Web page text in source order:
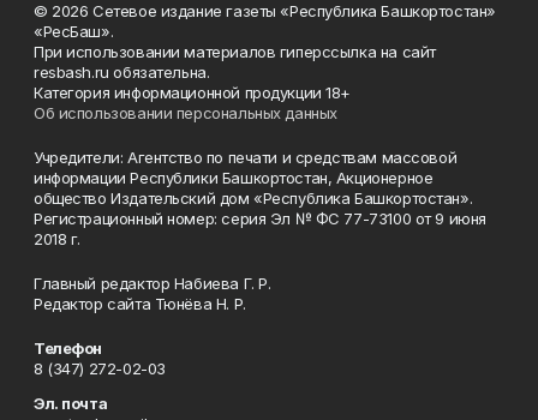
© 2026 Сетевое издание газеты «Республика Башкортостан»
«РесБаш».
При использовании материалов гиперссылка на сайт
resbash.ru обязательна.
Категория информационной продукции 18+
Об использовании персональных данных
Учредители: Агентство по печати и средствам массовой
информации Республики Башкортостан, Акционерное
общество Издательский дом «Республика Башкортостан».
Регистрационный номер: серия Эл № ФС 77-73100 от 9 июня
2018 г.
Главный редактор Набиева Г. Р.
Редактор сайта Тюнёва Н. Р.
Телефон
8 (347) 272-02-03
Эл. почта